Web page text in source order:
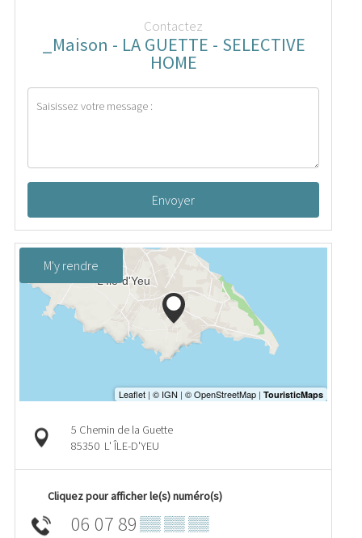
Contactez
_Maison - LA GUETTE - SELECTIVE
HOME
Envoyer
M'y rendre
5 Chemin de la Guette
85350 L' ÎLE-D'YEU
Cliquez pour afficher le(s) numéro(s)
06 07 89 ▒▒ ▒▒ ▒▒